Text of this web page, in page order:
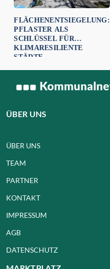
FLÄCHENENTSIEGELUNG:
PFLASTER ALS
SCHLÜSSEL FÜR
KLIMARESILIENTE
STÄDTE
ÜBER UNS
ÜBER UNS
TEAM
PARTNER
KONTAKT
IMPRESSUM
AGB
DATENSCHUTZ